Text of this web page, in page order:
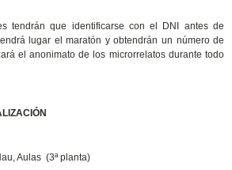
tendrán que identificarse con el DNI antes de
lugar el maratón y obtendrán un número de
el anonimato de los microrrelatos durante todo
Aulas (3ª planta)